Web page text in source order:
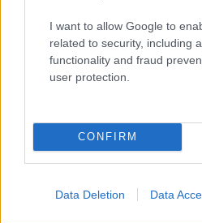
I want to allow Google to
related to security, including
functionality and fraud
user protection.
CONFIRM
Data Deletion Data
Η